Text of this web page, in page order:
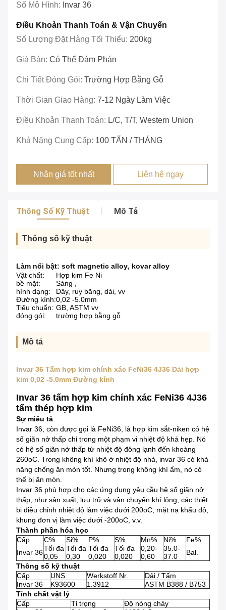
Số Mô Hình: Invar 36
Điều Khoản Thanh Toán & Vận Chuyển
Số Lượng Đặt Hàng Tối Thiểu: 200kg
Giá Bán: Có Thể Đàm Phán
Chi Tiết Đóng Gói: Trường Hợp Bằng Gỗ
Thời Gian Giao Hàng: 7-12 Ngày Làm Việc
Điều Khoản Thanh Toán: L/c, T/T, Western Union
Khả Năng Cung Cấp: 100 TẤN / THÁNG
Nhận giá tốt nhất Liên hệ ngay
Thông Số Kỹ Thuật Mô Tả
Thông số kỹ thuật
Làm nổi bật: soft magnetic alloy, kovar alloy
Vật chất:
Hợp kim Fe Ni
bề mặt:
Sáng ,
hình dạng:
Dây, ruy băng, dải, vv
Đường kính:0,02 -5.0mm
Tiêu chuẩn: GB, ASTM vv
đóng gói:
trường hợp bằng gỗ
Mô tả
Invar 36 Tấm hợp kim chính xác FeNi36 4J36 Dải hợp
kim 0,02 -5.0mm Đường kính
Invar 36 tấm hợp kim chính xác FeNi36 4J36
tấm thép hợp kim
Sự miêu tả
Invar 36, còn được gọi là FeNi36, là hợp kim sắt-niken có hệ
số giãn nở thấp chỉ trong một phạm vi nhiệt độ khá hẹp. Nó
có hệ số giãn nở thấp từ nhiệt độ đông lạnh đến khoảng
260oC. Trong không khí khô ở nhiệt độ nhà, invar 36 có khả
năng chống ăn mòn tốt. Nhưng trong không khí ẩm, nó có
thể bị ăn mòn.
Invar 36 phù hợp cho các ứng dụng yêu cầu hệ số giãn nở
thấp, như sản xuất, lưu trữ và vận chuyển khí lỏng, các thiết
bị điều chỉnh nhiệt độ làm việc dưới 200oC, mặt nạ khẩu độ,
khung đơn vị làm việc dưới -200oC, v.v.
Thành phần hóa học
Cấp
C% Si% P% S% Mn% Ni%
Fe%
Invar 36Tối đa
0,05
Tối đa
0,30
Tối đa
0,020
Tối đa
0,020
0,20-
0,60
35.0-
37.0
Bal.
Thông số kỹ thuật
Cấp
UNS Werkstoff Nr.
Dải / Tấm
Invar 36
K93600 1.3912
ASTM B388 / B753
Tính chất vật lý
Cấp
Tỉ trọng
Độ nóng chảy